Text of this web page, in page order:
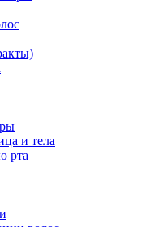
и тела
рта